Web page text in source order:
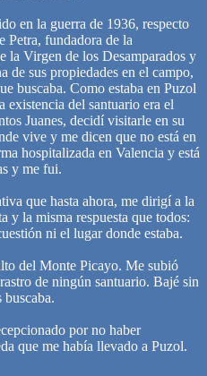
en la guerra de 1936, respecto
Petra, fundadora de la
la Virgen de los Desamparados y
de sus propiedades en el campo,
buscaba. Como estaba en Puzol
existencia del santuario era el
Juanes, decidí visitarle en su
vive y me dicen que no está en
hospitalizada en Valencia y está
y me fui.
que hasta ahora, me dirigí a la
y la misma respuesta que todos:
ni el lugar donde estaba.
del Monte Picayo. Me subió
de ningún santuario. Bajé sin
por no haber
que me había llevado a Puzol.